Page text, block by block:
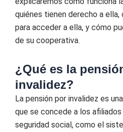
quiénes tienen derecho a
para acceder a ella, y cómo
de su cooperativa.
¿Qué es la
invalidez?
La pensión por invalidez es
que se concede a los
seguridad social, como el